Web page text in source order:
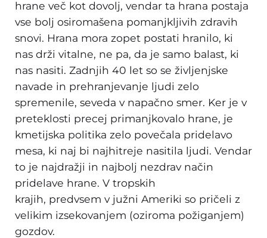
hrane več kot dovolj, vendar ta hrana postaja
vse bolj osiromašena pomanjkljivih zdravih
snovi. Hrana mora zopet postati hranilo, ki
nas drži vitalne, ne pa, da je samo balast, ki
nas nasiti. Zadnjih 40 let so se življenjske
navade in prehranjevanje ljudi zelo
spremenile, seveda v napačno smer. Ker je v
preteklosti precej primanjkovalo hrane, je
kmetijska politika zelo povečala pridelavo
mesa, ki naj bi najhitreje nasitila ljudi. Vendar
to je najdražji in najbolj nezdrav način
pridelave hrane. V tropskih
krajih, predvsem v južni Ameriki so pričeli z
velikim izsekovanjem (oziroma požiganjem)
gozdov.